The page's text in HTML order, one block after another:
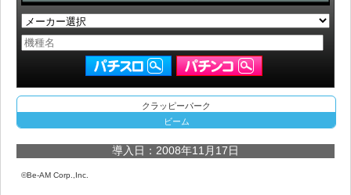
クラッピーパーク
ビーム
導入日：2008年11月17日
©Be-AM Corp.,Inc.